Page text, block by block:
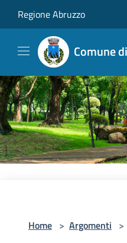
Regione Abruzzo
Comune
Home > Argomenti >